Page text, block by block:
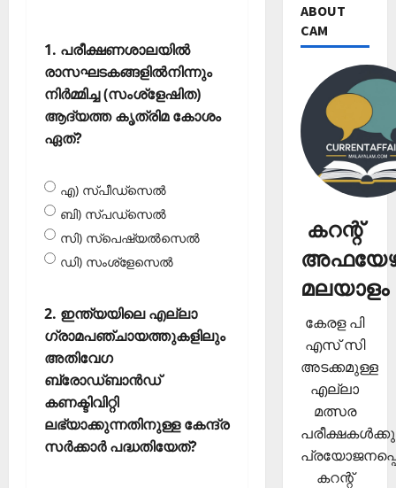
1. പരീക്ഷണശാലയില്‍
രാസഘടകങ്ങളില്‍നിന്നും
നിര്‍മ്മിച്ച (സംശ്‌ളേഷിത)
ആദ്യത്ത കൃത്രിമ കോശം
ഏത്?
എ) സ്പീഡ്‌സെല്‍
ബി) സ്പഡ്‌സെല്‍
സി) സ്‌പെഷ്യല്‍സെല്‍
ഡി) സംശ്‌ളേസെല്‍
2. ഇന്ത്യയിലെ എല്ലാ
ഗ്രാമപഞ്ചായത്തുകളിലും
അതിവേഗ
ബ്രോഡ്ബാന്‍ഡ്
കണക്ടിവിറ്റി
ലഭ്യാക്കുന്നതിനുള്ള കേന്ദ്ര
സര്‍ക്കാര്‍ പദ്ധതിയേത്?
ABOUT
CAM
കറന്റ്
മലയാളം
കേരള പി
എസ് സി
അടക്കമുള്ള
എല്ലാ
മത്സര
കറന്റ്